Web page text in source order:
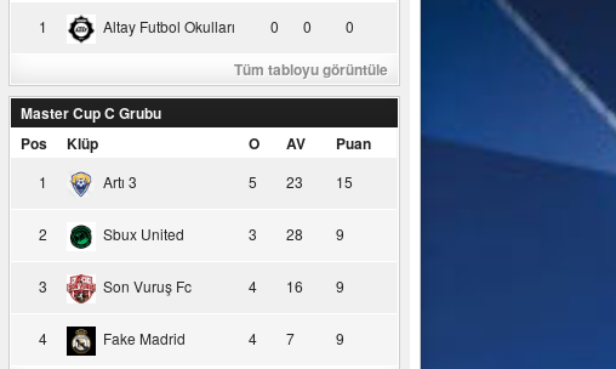
1 Altay Futbol Okulları 0 0 0
Tüm tabloyu görüntüle
Master Cup C Grubu
Pos
Klüp O AV Puan
1 Artı 3 5 23 15
2 Sbux United 3 28 9
3 Son Vuruş Fc 4 16 9
4 Fake Madrid 4 7 9